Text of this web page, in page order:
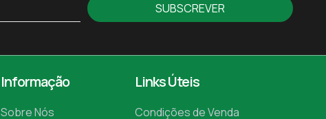
SUBSCREVER
Informação
Sobre Nós
Links Úteis
Condições de Venda